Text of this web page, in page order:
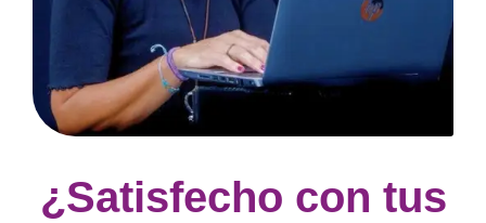
¿Satisfecho con tus